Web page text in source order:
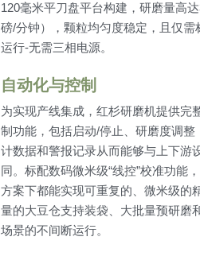
120毫米平刀盘平台构建，研磨量高
磅/分钟），颗粒均匀度稳定，且仅需
运行-无需三相电源。
自动化与控制
为实现产线集成，红杉研磨机提供完
制功能，包括启动/停止、研磨度调整
计数据和警报记录从而能够与上下游
同。标配数码微米级“线控”校准功能
方案下都能实现可重复的、微米级的
量的大豆仓支持装袋、大批量预研磨
场景的不间断运行。